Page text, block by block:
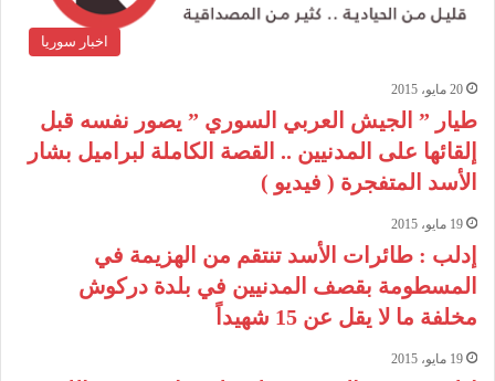
اخبار سوريا
20 مايو، 2015
طيار ” الجيش العربي السوري ” يصور نفسه قبل
إلقائها على المدنيين .. القصة الكاملة لبراميل بشار
الأسد المتفجرة ( فيديو )
19 مايو، 2015
إدلب : طائرات الأسد تنتقم من الهزيمة في
المسطومة بقصف المدنيين في بلدة دركوش
مخلفة ما لا يقل عن 15 شهيداً
19 مايو، 2015